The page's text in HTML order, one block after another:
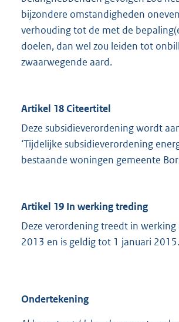
bijzondere omstandigheden
verhouding tot de met de
doelen, dan wel zou leiden tot
zwaarwegende aard.
Artikel 18 Citeertitel
Deze subsidieverordening wordt
‘Tijdelijke subsidieverordening
bestaande woningen gemeente
Artikel 19 In werking treding
Deze verordening treedt in
2013 en is geldig tot 1 januari 2015.
Ondertekening